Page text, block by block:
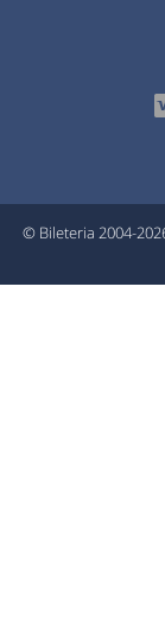
© Bileteria 2004-